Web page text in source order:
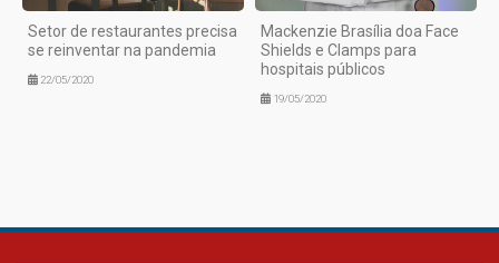
Setor de restaurantes precisa
se reinventar na pandemia
22/05/2020
Mackenzie Brasília doa Face
Shields e Clamps para
hospitais públicos
19/05/2020